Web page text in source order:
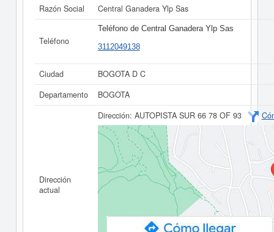
Razón Social
Central Ganadera Ylp Sas
Teléfono
Teléfono de Central Ganadera Ylp Sas
3112049138
Ciudad
BOGOTA D C
Departamento
BOGOTA
Dirección
actual
Dirección: AUTOPISTA SUR 66 78 OF 93